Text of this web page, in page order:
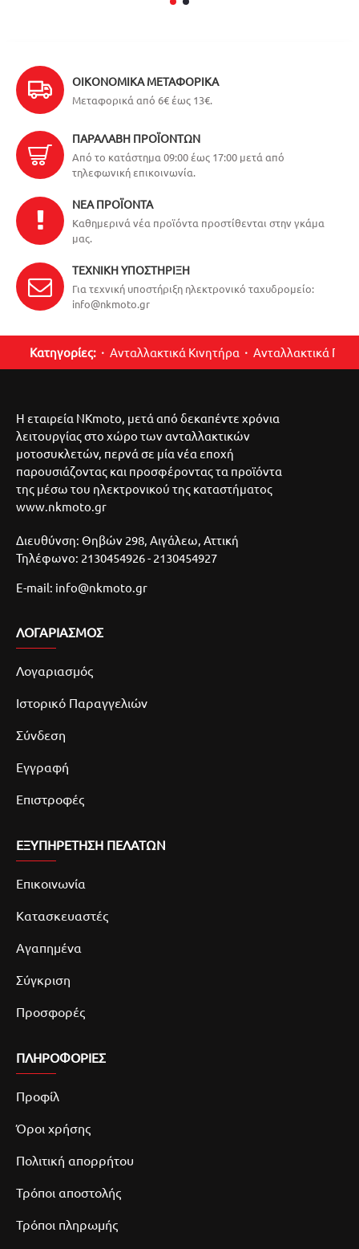
ΟΙΚΟΝΟΜΙΚΆ ΜΕΤΑΦΟΡΙΚΆ
Μεταφορικά από 6€ έως 13€.
ΠΑΡΑΛΑΒΉ ΠΡΟΪΌΝΤΩΝ
Από το κατάστημα 09:00 έως 17:00 μετά από
τηλεφωνική επικοινωνία.
ΝΈΑ ΠΡΟΪΌΝΤΑ
Καθημερινά νέα προϊόντα προστίθενται στην γκάμα
μας.
ΤΕΧΝΙΚΉ ΥΠΟΣΤΉΡΙΞΗ
Για τεχνική υποστήριξη ηλεκτρονικό ταχυδρομείο:
info@nkmoto.gr
Κατηγορίες: Ανταλλακτικά Κινητήρα Ανταλλακτικά
Η εταιρεία NKmoto, μετά από δεκαπέντε χρόνια
λειτουργίας στο χώρο των ανταλλακτικών
μοτοσυκλετών, περνά σε μία νέα εποχή
παρουσιάζοντας και προσφέροντας τα προϊόντα
της μέσω του ηλεκτρονικού της καταστήματος
www.nkmoto.gr
Διευθύνση: Θηβών 298, Αιγάλεω, Αττική
Τηλέφωνο: 2130454926 - 2130454927
E-mail: info@nkmoto.gr
ΛΟΓΑΡΙΑΣΜΌΣ
Λογαριασμός
Ιστορικό Παραγγελιών
Σύνδεση
Εγγραφή
Επιστροφές
ΕΞΥΠΗΡΕΤΗΣΗ ΠΕΛΑΤΩΝ
Επικοινωνία
Κατασκευαστές
Αγαπημένα
Σύγκριση
Προσφορές
ΠΛΗΡΟΦΟΡΙΕΣ
Προφίλ
Όροι χρήσης
Πολιτική απορρήτου
Τρόποι αποστολής
Τρόποι πληρωμής